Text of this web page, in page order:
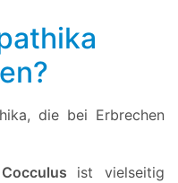
die bei Erbrechen
Cocculus ist vielseitig